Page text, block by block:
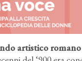
artistico